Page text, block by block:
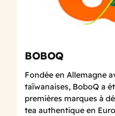
BOBOQ
Fondée en Allemagne
taïwanaises, BoboQ a
premières marques à
tea authentique en